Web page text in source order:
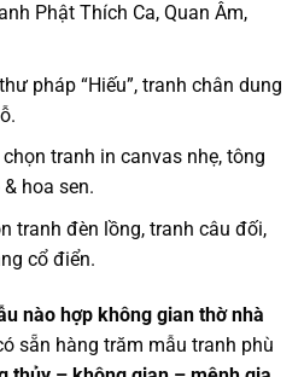
Phật Thích Ca, Quan Âm,
pháp “Hiếu”, tranh chân dung
chọn tranh in canvas nhẹ, tông
hoa sen.
tranh đèn lồng, tranh câu đối,
cổ điển.
nào hợp không gian thờ nhà
sẵn hàng trăm mẫu tranh phù